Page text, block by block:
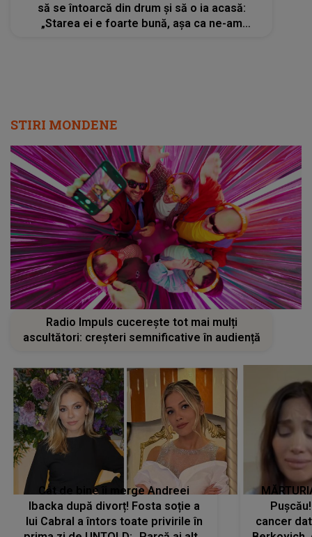
să se întoarcă din drum și să o ia acasă:
„Starea ei e foarte bună, așa ca ne-am
STIRI MONDENE
Radio Impuls cucerește tot mai mulți
ascultători: creșteri semnificative în audiență
Cât de bine îi merge Andreei
Ibacka după divorț! Fosta soție a
lui Cabral a întors toate privirile în
cancer